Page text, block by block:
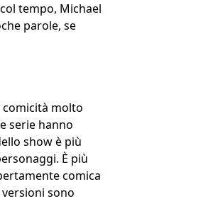
tempo, Michael
parole, se
molto
serie hanno
show è più
È più
comica
sono